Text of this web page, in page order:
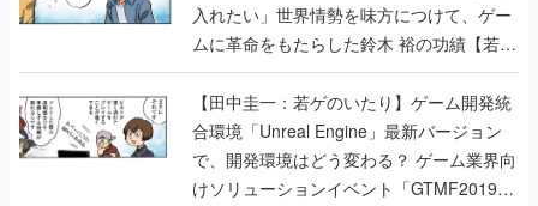
入れたい」世界情勢を味方につけて、ゲー
ムに革命をもたらした鈴木 裕の功績【若ゲ
のいたり】
【田中圭一：若ゲのいたり】ゲーム開発統
合環境「Unreal Engine」最新バージョン
で、開発環境はどう変わる？ ゲーム業界向
けソリューションイベント「GTMF2019」